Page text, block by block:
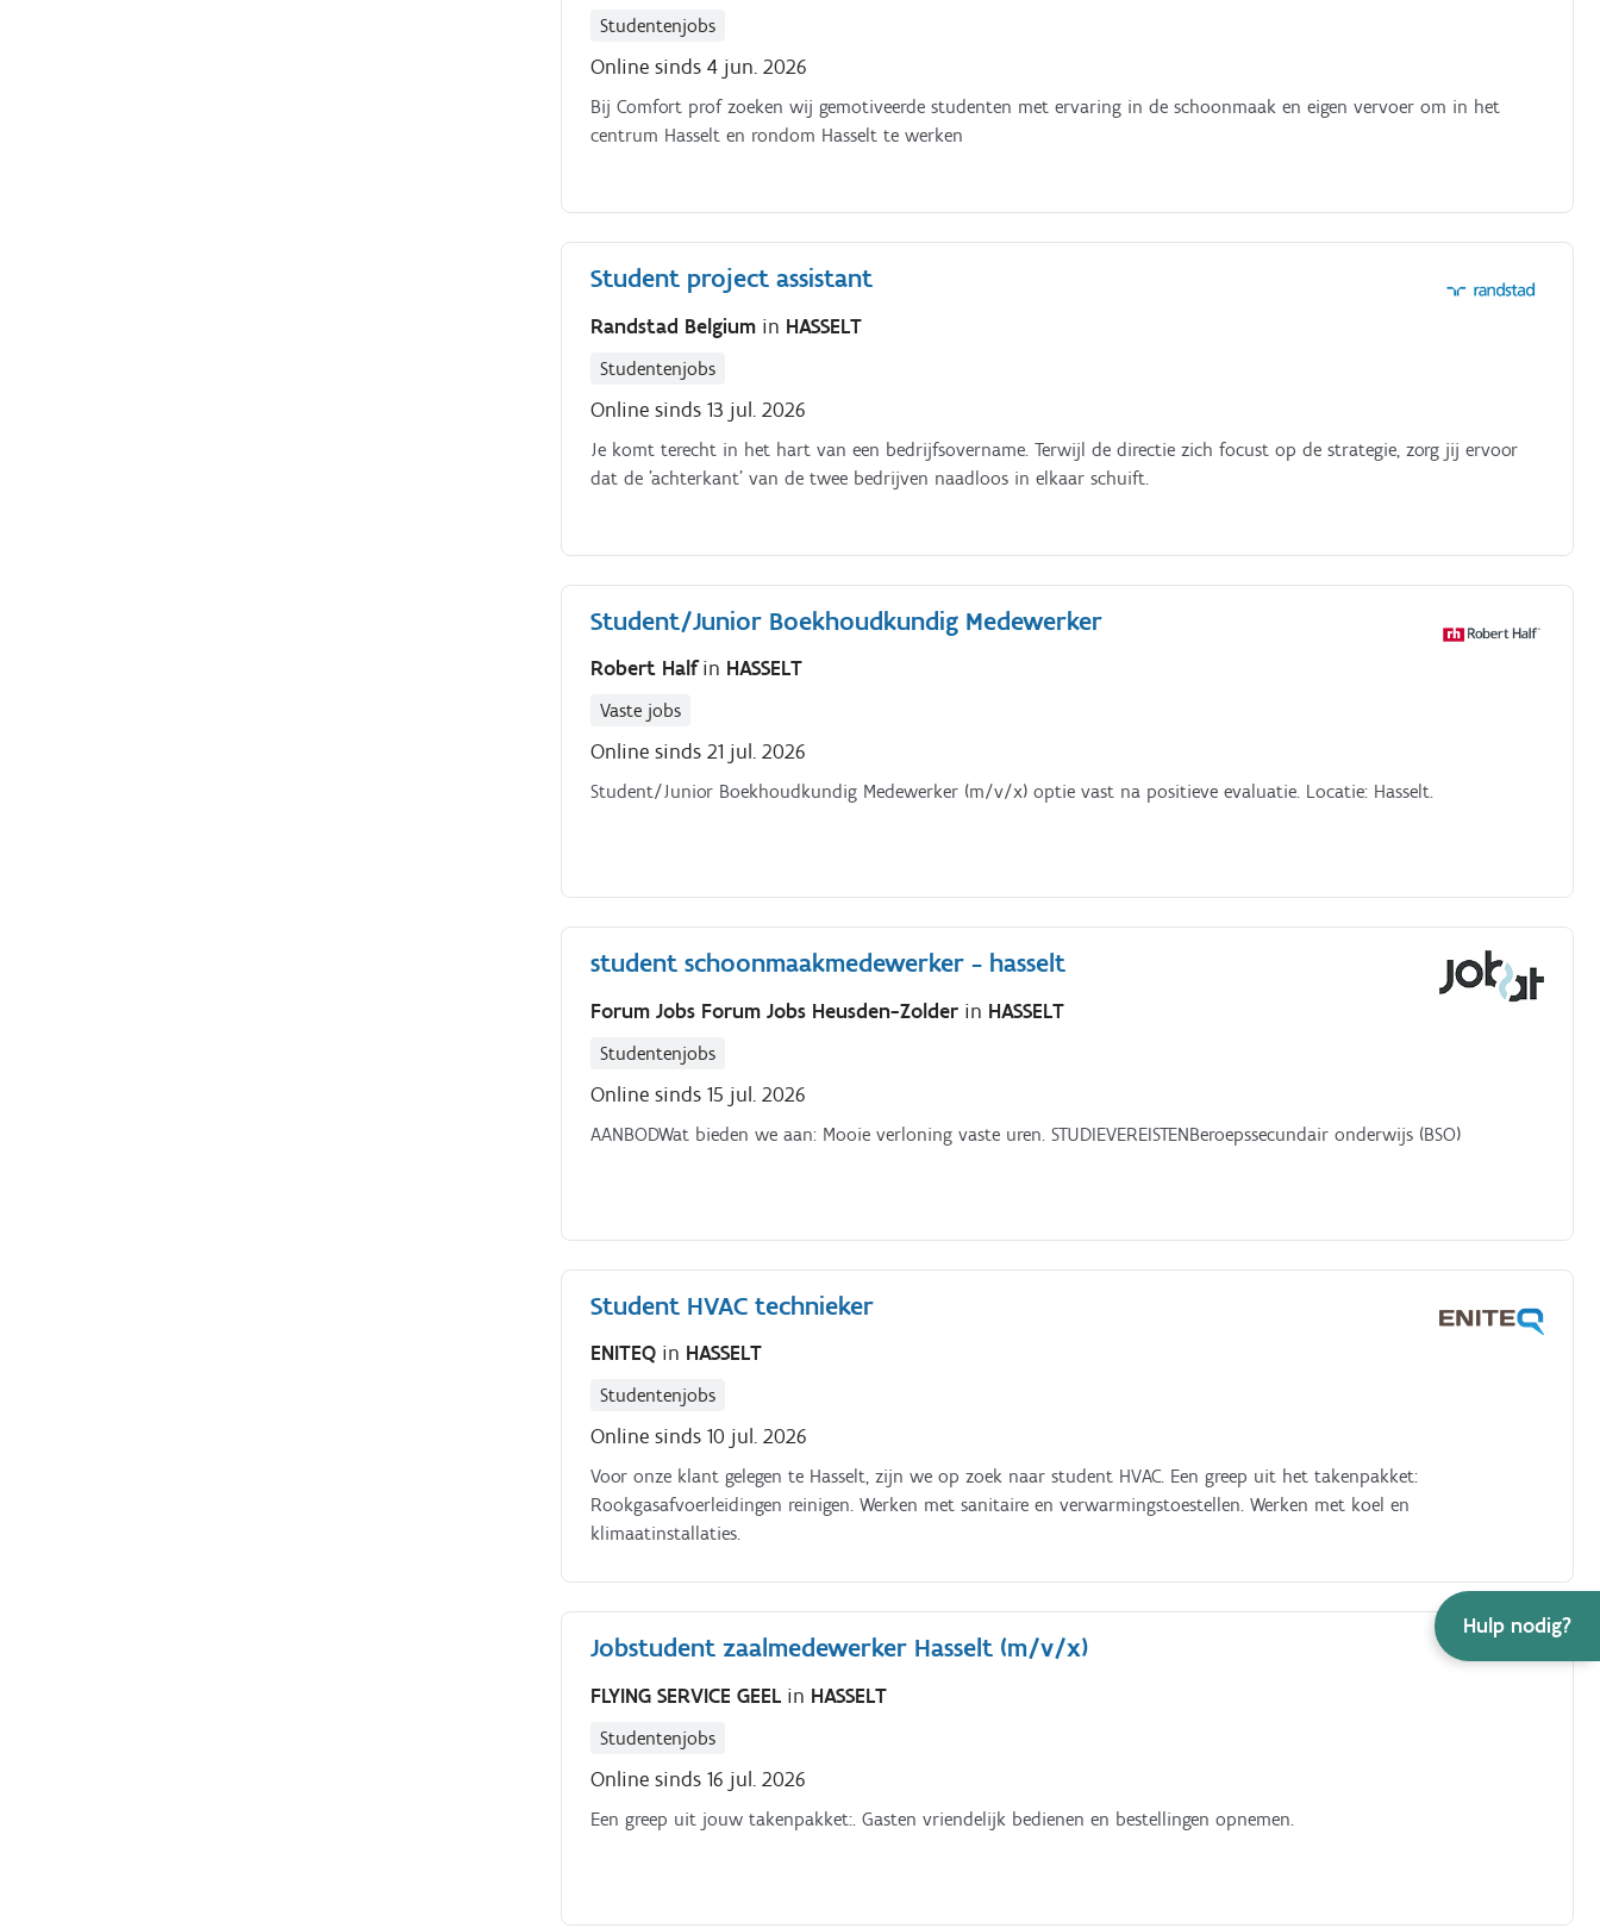
Hulp nodig?
Studentenjobs
Online sinds 4 jun. 2026
Bij Comfort prof zoeken wij gemotiveerde studenten met ervaring in de schoonmaak en eigen vervoer om in het
centrum Hasselt en rondom Hasselt te werken
Student project assistant
Randstad Belgium in HASSELT
Studentenjobs
Online sinds 13 jul. 2026
Je komt terecht in het hart van een bedrijfsovername. Terwijl de directie zich focust op de strategie, zorg jij ervoor
dat de 'achterkant' van de twee bedrijven naadloos in elkaar schuift.
Student/Junior Boekhoudkundig Medewerker
Robert Halfin HASSELT
Vaste jobs
Online sinds 21 jul. 2026
Student/Junior Boekhoudkundig Medewerker (m/v/x) optie vast na positieve evaluatie. Locatie: Hasselt.
student schoonmaakmedewerker - hasselt
Forum Jobs Forum Jobs Heusden-Zolder in HASSELT
Studentenjobs
Online sinds 15 jul. 2026
AANBODWat bieden we aan: Mooie verloning vaste uren. STUDIEVEREISTENBeroepssecundair onderwijs (BSO)
Student HVAC technieker
ENITEQ in HASSELT
Studentenjobs
Online sinds 10 jul. 2026
Voor onze klant gelegen te Hasselt, zijn we op zoek naar student HVAC. Een greep uit het takenpakket:
Rookgasafvoerleidingen reinigen. Werken met sanitaire en verwarmingstoestellen. Werken met koel en
klimaatinstallaties.
Jobstudent zaalmedewerker Hasselt (m/v/x)
FLYING SERVICE GEEL in HASSELT
Studentenjobs
Online sinds 16 jul. 2026
Een greep uit jouw takenpakket:. Gasten vriendelijk bedienen en bestellingen opnemen.